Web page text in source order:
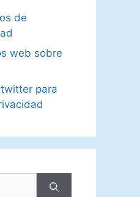
de
web sobre
para